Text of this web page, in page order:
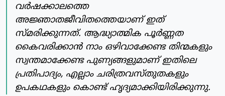
വര്‍ഷക്കാലത്തെ
അജ്ഞാതജീവിതത്തെയാണ് ഇത്
സ്മരിക്കുന്നത്. ആദ്ധ്യാത്മിക പൂര്‍ണ്ണത
കൈവരിക്കാന്‍ നാം ഒഴിവാക്കേണ്ട തിന്മകളും
സ്വന്തമാക്കേണ്ട പുണ്യങ്ങളുമാണ് ഇതിലെ
പ്രതിപാദ്യം, എല്ലാം ചരിത്രവസ്തുതകളും
ഉപകഥകളും കൊണ്ട് ഹൃദ്യമാക്കിയിരിക്കുന്നു.